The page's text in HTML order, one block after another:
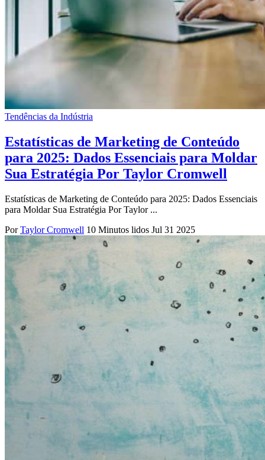
Tendências da Indústria
Estatísticas de Marketing de Conteúdo
para 2025: Dados Essenciais para Moldar
Sua Estratégia Por Taylor Cromwell
Estatísticas de Marketing de Conteúdo para 2025: Dados Essenciais
para Moldar Sua Estratégia Por Taylor ...
Por Taylor Cromwell 10 Minutos lidos Jul 31 2025